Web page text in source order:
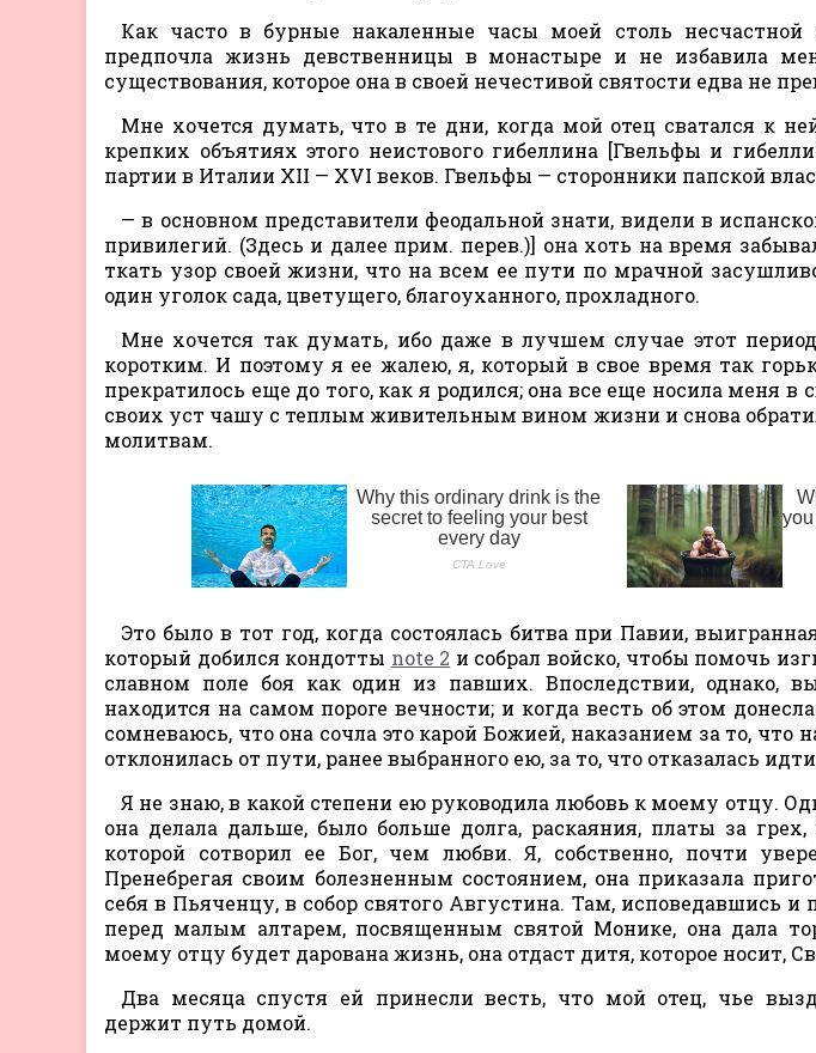
Как часто в бурные накаленные часы моей столь
предпочла жизнь девственницы в монастыре и не избавила
существования, которое она в своей нечестивой святости едва не
Мне хочется думать, что в те дни, когда мой отец сватался к
крепких объятиях этого неистового гибеллина [Гвельфы и
партии в Италии XII — XVI веков. Гвельфы — сторонники папской
— в основном представители феодальной знати, видели в
привилегий. (Здесь и далее прим. перев.)] она хоть на время
ткать узор своей жизни, что на всем ее пути по мрачной
один уголок сада, цветущего, благоуханного, прохладного.
Мне хочется так думать, ибо даже в лучшем случае этот
коротким. И поэтому я ее жалею, я, который в свое время так
прекратилось еще до того, как я родился; она все еще носила меня в
своих уст чашу с теплым живительным вином жизни и снова
молитвам.
Это было в тот год, когда состоялась битва при Павии,
который добился кондотты note 2 и собрал войско, чтобы помочь
славном поле боя как один из павших. Впоследствии, однако,
находится на самом пороге вечности; и когда весть об этом
сомневаюсь, что она сочла это карой Божией, наказанием за то, что
отклонилась от пути, ранее выбранного ею, за то, что отказалась
Я не знаю, в какой степени ею руководила любовь к моему отцу.
она делала дальше, было больше долга, раскаяния, платы за
которой сотворил ее Бог, чем любви. Я, собственно, почти
Пренебрегая своим болезненным состоянием, она приказала
себя в Пьяченцу, в собор святого Августина. Там, исповедавшись и
перед малым алтарем, посвященным святой Монике, она дала
моему отцу будет дарована жизнь, она отдаст дитя, которое носит,
Два месяца спустя ей принесли весть, что мой отец, чье
держит путь домой.